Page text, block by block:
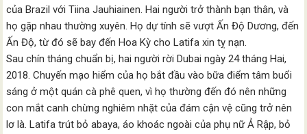
của Brazil với Tiina Jauhiainen. Hai người trở thành bạn thân, và
họ gặp nhau thường xuyên. Họ dự tính sẽ vượt Ấn Độ Dương, đến
Ấn Độ, từ đó sẽ bay đến Hoa Kỳ cho Latifa xin tỵ nạn.
Sau chín tháng chuẩn bị, hai người rời Dubai ngày 24 tháng Hai,
2018. Chuyến mạo hiểm của họ bắt đầu vào bữa điểm tâm buổi
sáng ở một quán cà phê quen, vì họ thường đến đó nên những
con mắt canh chừng nghiêm nhặt của đám cận vệ cũng trở nên
lơ là. Latifa trút bỏ abaya, áo khoác ngoài của phụ nữ Ả Rập, bỏ